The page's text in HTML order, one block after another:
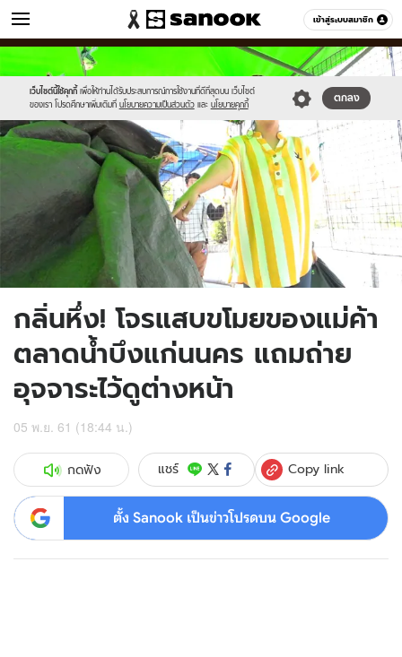
เข้าสู่ระบบสมาชิก
ข่าว หมวดอื่นๆ
เว็บไซต์นี้ใช้คุกกี้ เพื่อให้ท่านได้รับประสบการณ์การใช้งานที่ดีที่สุดบน เว็บไซต์
ของเรา โปรดศึกษาเพิ่มเติมที่ นโยบายความเป็นส่วนตัว และ นโยบายคุกกี้
ตกลง
//s.isanook.com/sr/0/images/logo-
new-
sanook.png
//s.isanook.com/ns/0/ud/1513/7565962/10.jpg
กลิ่นหึ่ง! โจรแสบขโมยของแม่ค้า
ตลาดน้ำบึงแก่นนคร แถมถ่าย
อุจจาระไว้ดูต่างหน้า
05 พ.ย. 61 (18:44 น.)
กดฟัง แชร์ Copy link
ตั้ง Sanook เป็นข่าวโปรดบน Google